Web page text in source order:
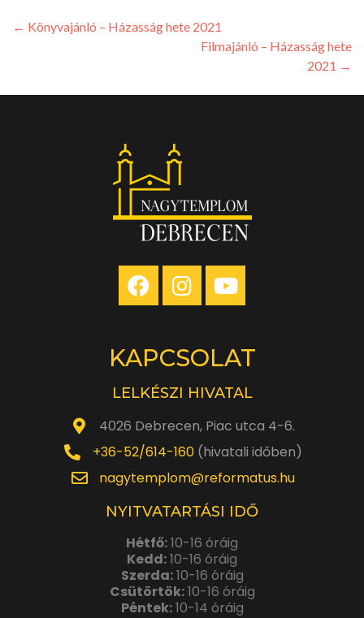
← Könyvajánló – Házasság hete 2021
Filmajánló – Házasság hete
2021 →
KAPCSOLAT
LELKÉSZI HIVATAL
4026 Debrecen, Piac utca 4-6.
+36-52/614-160(hivatali időben)
nagytemplom@reformatus.hu
NYITVATARTÁSI IDŐ
Hétfő:10-16 óráig
Kedd:10-16 óráig
Szerda:10-16 óráig
Csütörtök:10-16 óráig
Péntek:10-14 óráig